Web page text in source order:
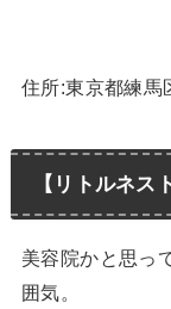
住所:東京都練馬
【リトルネス
美容院かと思っ
囲気。